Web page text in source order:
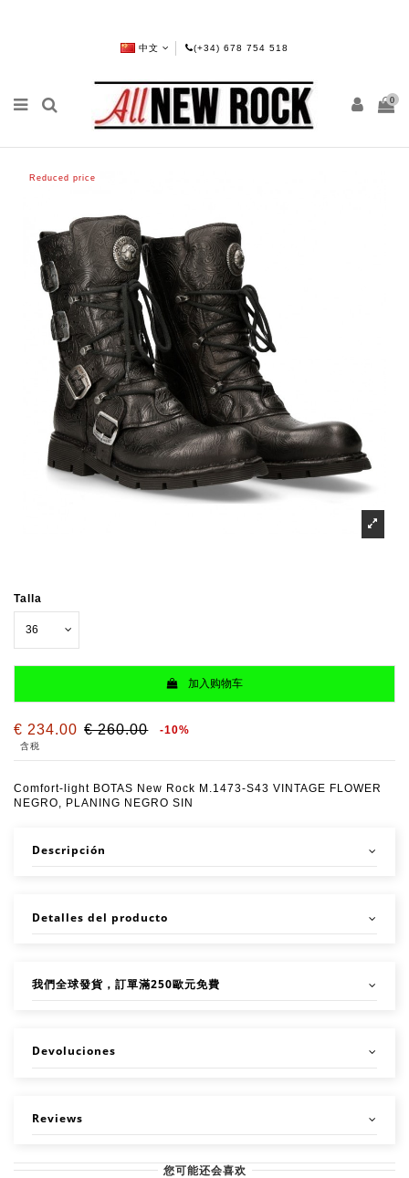
中文 (+34) 678 754 518
0
Reduced price
Talla
加入购物车
€ 234.00 € 260.00 -10%
含税
Comfort-light BOTAS New Rock M.1473-S43 VINTAGE FLOWER
NEGRO, PLANING NEGRO SIN
Descripción
Detalles del producto
我們全球發貨，訂單滿250歐元免費
Devoluciones
Reviews
您可能还会喜欢